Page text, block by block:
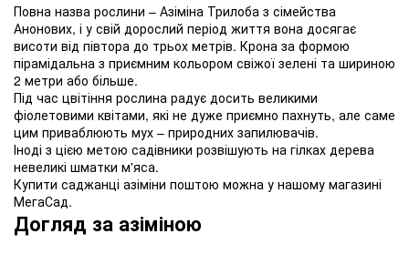
Повна назва рослини – Азіміна Трилоба з сімейства
Анонових, і у свій дорослий період життя вона досягає
висоти від півтора до трьох метрів. Крона за формою
пірамідальна з приємним кольором свіжої зелені та шириною
2 метри або більше.
Під час цвітіння рослина радує досить великими
фіолетовими квітами, які не дуже приємно пахнуть, але саме
цим приваблюють мух – природних запилювачів.
Іноді з цією метою садівники розвішують на гілках дерева
невеликі шматки м'яса.
Купити саджанці азіміни поштою можна у нашому магазині
МегаСад.
Догляд за азіміною